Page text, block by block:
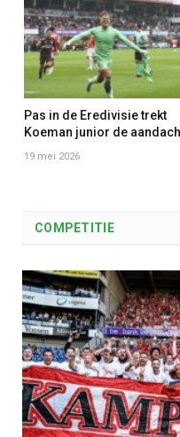
Pas in de Eredivisie trekt
Koeman junior de
19 mei 2026
COMPETITIE